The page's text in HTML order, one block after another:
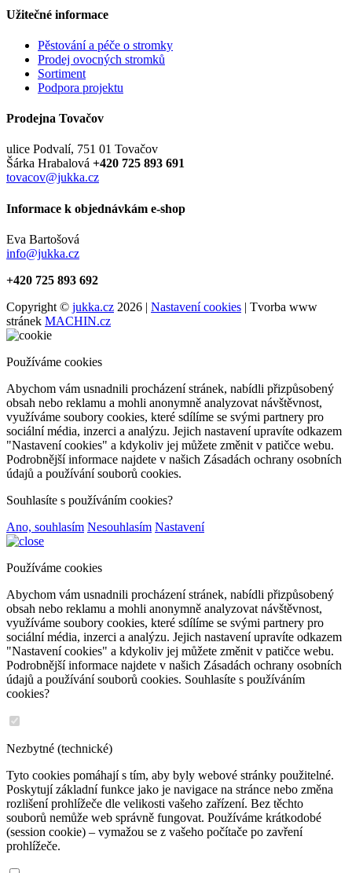
Užitečné informace
Pěstování a péče o stromky
Prodej ovocných stromků
Sortiment
Podpora projektu
Prodejna Tovačov
ulice Podvalí, 751 01 Tovačov
Šárka Hrabalová +420 725 893 691
tovacov@jukka.cz
Informace k objednávkám e-shop
Eva Bartošová
info@jukka.cz
+420 725 893 692
Copyright © jukka.cz 2026 | Nastavení cookies | Tvorba www
stránek MACHIN.cz
Používáme cookies
Abychom vám usnadnili procházení stránek, nabídli přizpůsobený
obsah nebo reklamu a mohli anonymně analyzovat návštěvnost,
využíváme soubory cookies, které sdílíme se svými partnery pro
sociální média, inzerci a analýzu. Jejich nastavení upravíte odkazem
"Nastavení cookies" a kdykoliv jej můžete změnit v patičce webu.
Podrobnější informace najdete v našich Zásadách ochrany osobních
údajů a používání souborů cookies.
Souhlasíte s používáním cookies?
Ano, souhlasím Nesouhlasím Nastavení
Používáme cookies
Abychom vám usnadnili procházení stránek, nabídli přizpůsobený
obsah nebo reklamu a mohli anonymně analyzovat návštěvnost,
využíváme soubory cookies, které sdílíme se svými partnery pro
sociální média, inzerci a analýzu. Jejich nastavení upravíte odkazem
"Nastavení cookies" a kdykoliv jej můžete změnit v patičce webu.
Podrobnější informace najdete v našich Zásadách ochrany osobních
údajů a používání souborů cookies. Souhlasíte s používáním
cookies?
Nezbytné (technické)
Tyto cookies pomáhají s tím, aby byly webové stránky použitelné.
Poskytují základní funkce jako je navigace na stránce nebo změna
rozlišení prohlížeče dle velikosti vašeho zařízení. Bez těchto
souborů nemůže web správně fungovat. Používáme krátkodobé
(session cookie) – vymažou se z vašeho počítače po zavření
prohlížeče.